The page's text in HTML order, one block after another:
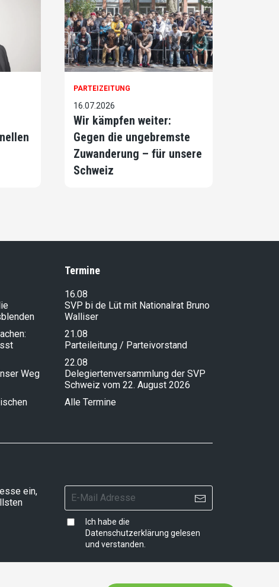
PARTEIZEITUNG
16.07.2026
Wir kämpfen weiter:
Gegen die ungebremste
Zuwanderung – für unsere
Schweiz
Weg
Termine
16.08
SVP bi de Lüt mit Nationalrat Bruno
Walliser
21.08
Parteileitung / Parteivorstand
22.08
Delegiertenversammlung der SVP
Schweiz vom 22. August 2026
Alle Termine
ein,
Ich habe die
Datenschutzerklärung gelesen
und verstanden.